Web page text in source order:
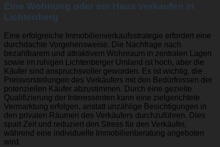
Eine Wohnung oder ein Haus verkaufen in
Lichtenberg
Eine erfolgreiche Immobilienverkaufsstrategie erfordert eine
durchdachte Vorgehensweise. Die Nachfrage nach
bezahlbarem und attraktivem Wohnraum in zentralen Lagen
sowie im ruhigen Lichtenberger Umland ist hoch, aber die
Käufer sind anspruchsvoller geworden. Es ist wichtig, die
Preisvorstellungen des Verkäufers mit den Bedürfnissen der
potenziellen Käufer abzustimmen. Durch eine gezielte
Qualifizierung der Interessenten kann eine zielgerichtete
Vermarktung erfolgen, anstatt unzählige Besichtigungen in
den privaten Räumen des Verkäufers durchzuführen. Dies
spart Zeit und reduziert den Stress für den Verkäufer,
während eine individuelle Immobilienberatung angeboten
wird.